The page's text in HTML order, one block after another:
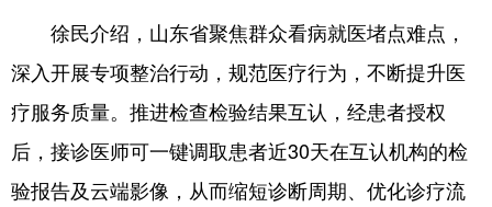
徐民介绍，山东省聚焦群众看病就医堵点难点，
深入开展专项整治行动，规范医疗行为，不断提升医
疗服务质量。推进检查检验结果互认，经患者授权
后，接诊医师可一键调取患者近30天在互认机构的检
验报告及云端影像，从而缩短诊断周期、优化诊疗流